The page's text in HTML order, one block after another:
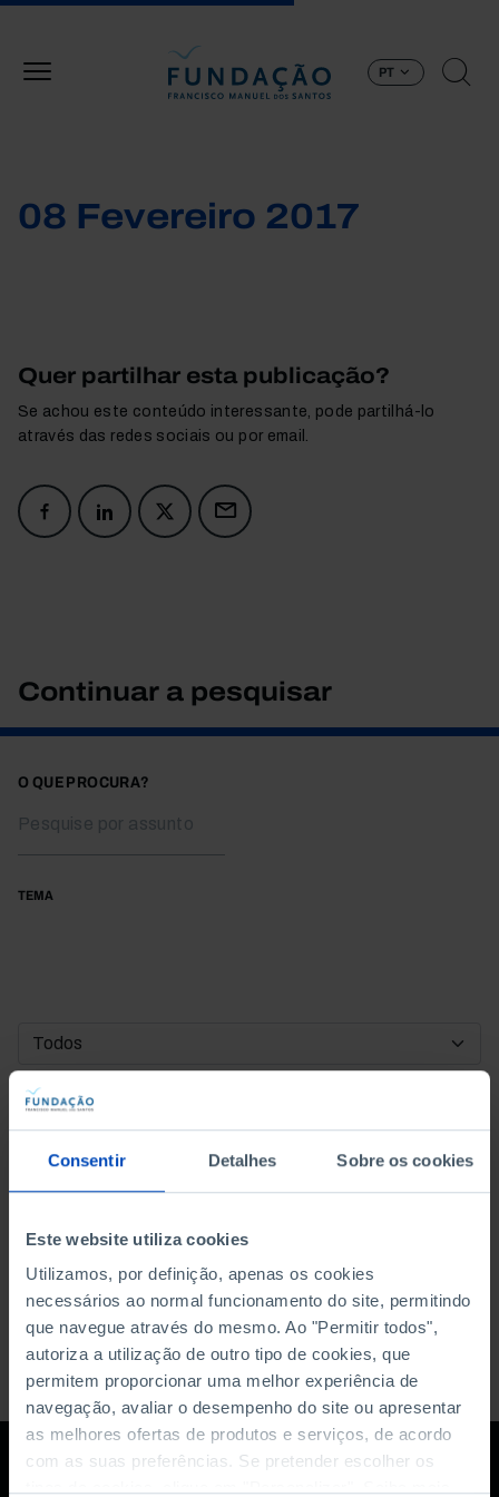
Consentir Detalhes Sobre os cookies
Este website utiliza cookies
Utilizamos, por definição, apenas os cookies
necessários ao normal funcionamento do site, permitindo
que navegue através do mesmo. Ao "Permitir todos",
autoriza a utilização de outro tipo de cookies, que
permitem proporcionar uma melhor experiência de
navegação, avaliar o desempenho do site ou apresentar
as melhores ofertas de produtos e serviços, de acordo
com as suas preferências. Se pretender escolher os
PT
08 Fevereiro 2017
Quer partilhar esta publicação?
Se achou este conteúdo interessante, pode partilhá-lo
através das redes sociais ou por email.
Continuar a pesquisar
O QUE PROCURA?
TEMA
DATA DE INÍCIO
DATA DE FIM